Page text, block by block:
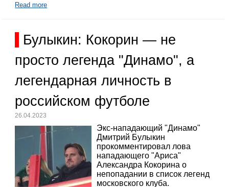
Read more
Булыкин: Кокорин — не
просто легенда "Динамо", а
легендарная личность в
российском футболе
26.04.2023
Экс-нападающий "Динамо"
Дмитрий Булыкин
прокомментировал лова
нападающего "Ариса"
Александра Кокорина о
непопадании в список легенд
московского клуба.